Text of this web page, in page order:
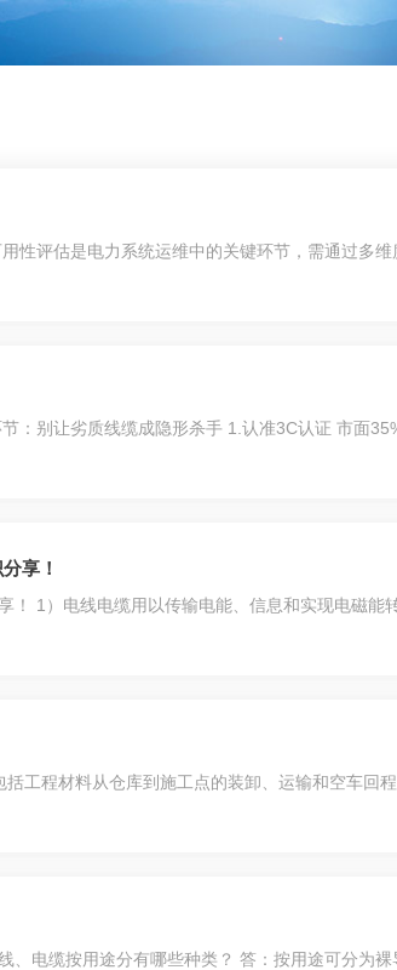
性评估是电力系统运维中的关键环节，需通过多
：别让劣质线缆成隐形杀手 1.认准3C认证 市面
享！
！ 1）电线电缆用以传输电能、信息和实现电磁
工程材料从仓库到施工点的装卸、运输和空车
、电缆按用途分有哪些种类？ 答：按用途可分为